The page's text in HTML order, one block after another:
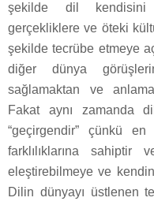
şekilde dil kendisini
gerçekliklere ve öteki
şekilde tecrübe etmeye
diğer dünya
sağlamaktan ve
Fakat aynı zamanda
“geçirgendir” çünkü
farklılıklarına sahiptir
eleştirebilmeye ve
Dilin dünyayı üstlenen